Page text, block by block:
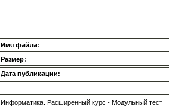
Имя файла:
Размер:
Дата публикации:
Информатика. Расширенный курс - Модульный тест